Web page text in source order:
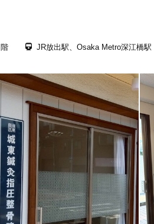
20時以降OK
駅近
バリアフリー
女性限定
JR放出駅、Osaka Metro深江橋駅
「健康にはりを見た」